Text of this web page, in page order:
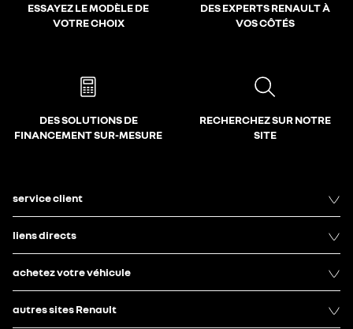
ESSAYEZ LE MODÈLE DE
VOTRE CHOIX
DES EXPERTS RENAULT À
VOS CÔTÉS
DES SOLUTIONS DE
FINANCEMENT SUR-MESURE
RECHERCHEZ SUR NOTRE
SITE
service client
liens directs
achetez votre véhicule
autres sites Renault